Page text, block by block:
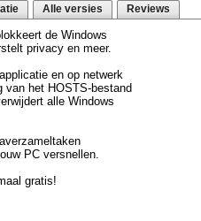
Alle versies Reviews
de Windows
privacy en meer.
en op netwerk
van het HOSTS-bestand
alle Windows
PC versnellen.
gratis!